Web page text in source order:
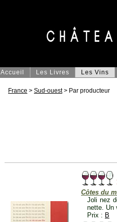
Accueil Les Livres Les Vins
France > Sud-ouest> Par producteur
Côtes du
Joli nez
nette. Un
Prix : B